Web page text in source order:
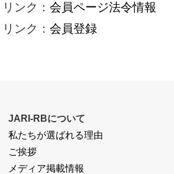
リンク：会員ページ法令情報
リンク：会員登録
JARI-RBについて
私たちが選ばれる理由
ご挨拶
メディア掲載情報